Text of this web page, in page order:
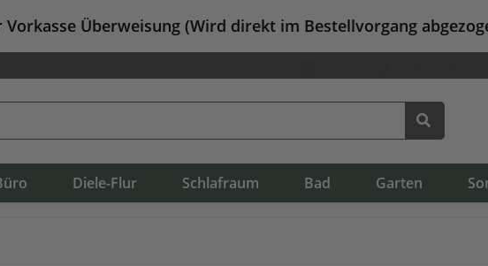
Überweisung (Wird direkt im Bestellvorgang
Diele-Flur Schlafraum Bad Garten